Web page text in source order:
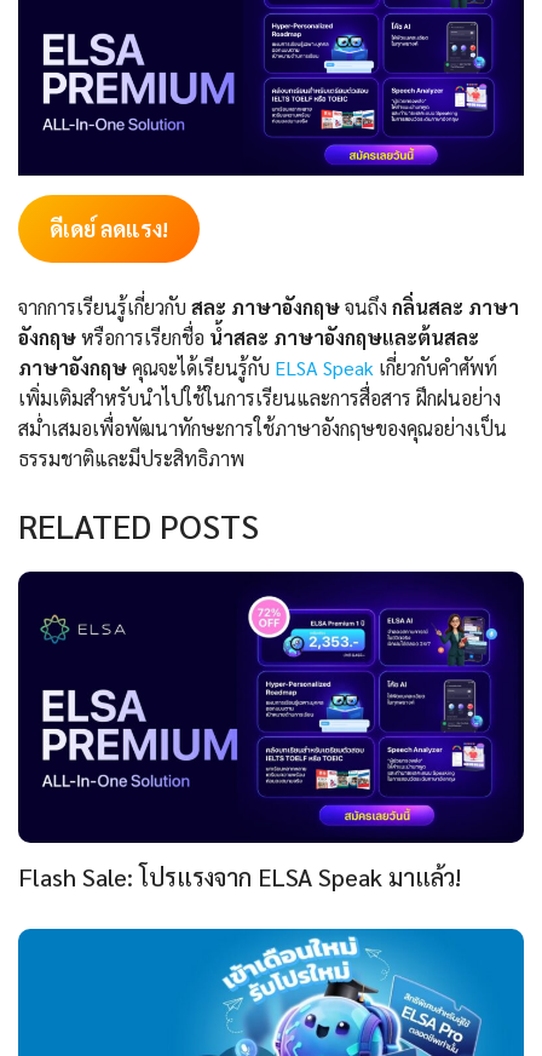
ดีเดย์ ลดแรง!
จากการเรียนรู้เกี่ยวกับ สละ ภาษาอังกฤษจนถึง กลิ่นสละ ภาษา
อังกฤษหรือการเรียกชื่อ น้ำสละ ภาษาอังกฤษและต้นสละ
ภาษาอังกฤษคุณจะได้เรียนรู้กับ ELSA Speak เกี่ยวกับคำศัพท์
เพิ่มเติมสำหรับนำไปใช้ในการเรียนและการสื่อสาร ฝึกฝนอย่าง
สม่ำเสมอเพื่อพัฒนาทักษะการใช้ภาษาอังกฤษของคุณอย่างเป็น
ธรรมชาติและมีประสิทธิภาพ
RELATED POSTS
Flash Sale: โปรแรงจาก ELSA Speak มาแล้ว!